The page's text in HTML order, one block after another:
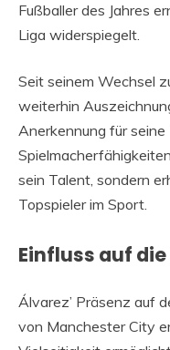
Fußballer des Jahres
Liga widerspiegelt.
Seit seinem Wechsel
weiterhin
Anerkennung für
sein Talent, sondern
Topspieler im Sport.
Einfluss auf
Álvarez’ Präsenz auf
von Manchester City